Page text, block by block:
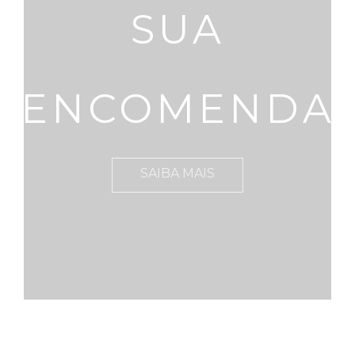
SUA
ENCOMENDA
SAIBA MAIS